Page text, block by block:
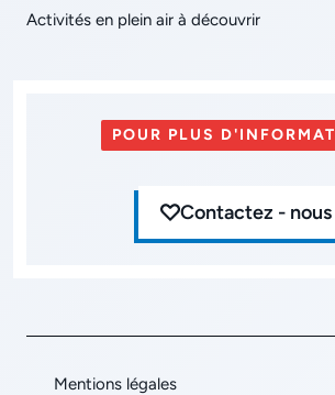
Activités en plein air à découvrir
POUR PLUS
Contactez - nous
Mentions légales